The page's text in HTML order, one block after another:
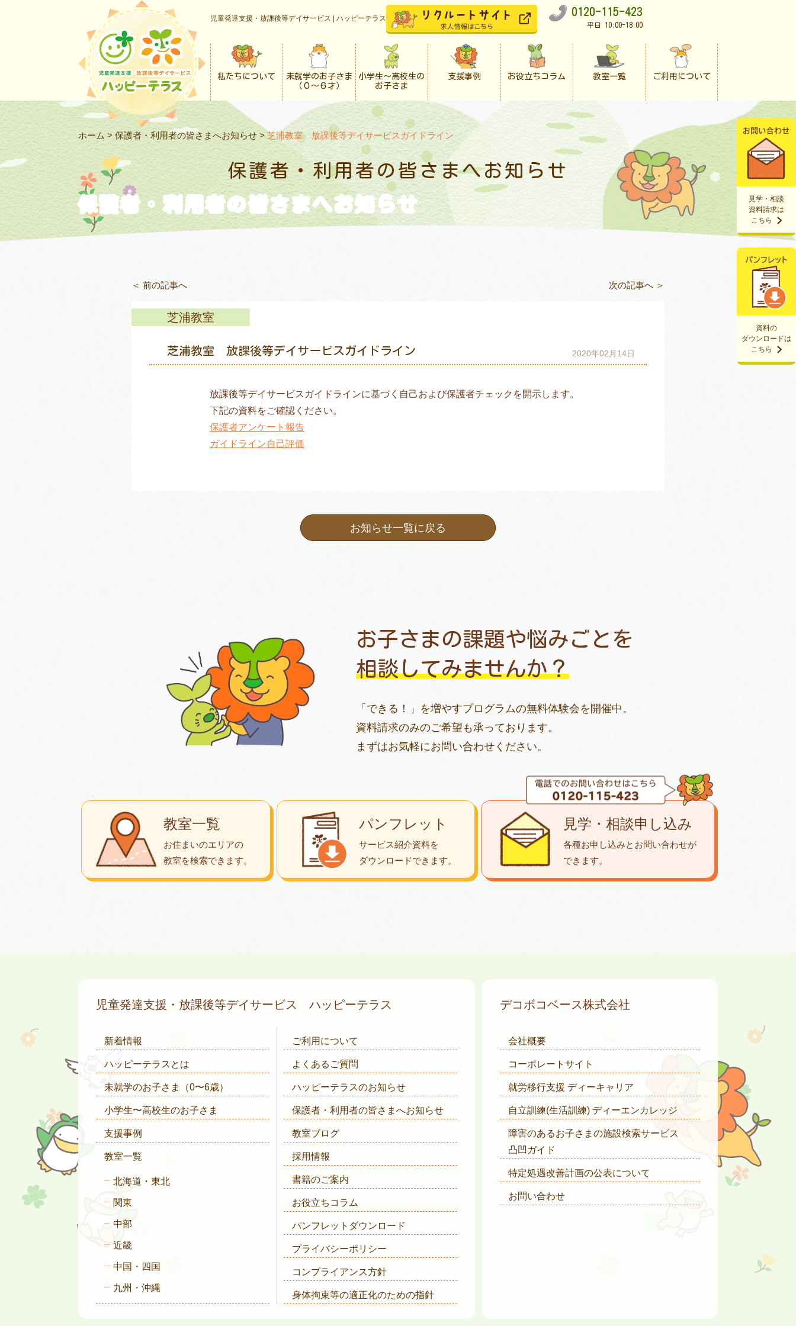
児童発達支援・放課後等デイサービス | ハッピーテラス
0120-115-423
平日 10:00-18:00
私たちについて
未就学のお子さま
（０〜６才）
小学生〜高校生の
お子さま
支援事例 お役立ちコラム 教室一覧 ご利用について
資料の
ダウンロードは
こちら
見学・相談
資料請求は
こちら
ホーム > 保護者・利用者の皆さまへお知らせ > 芝浦教室 放課後等デイサービスガイドライン
保護者・利用者の 皆さまへお知らせ
保護者・利用者の皆さまへお知らせ
＜ 前の記事へ 次の記事へ ＞
芝浦教室
芝浦教室 放課後等デイサービスガイドライン 2020年02月14日
放課後等デイサービスガイドラインに基づく自己および保護者チェックを開示します。
下記の資料をご確認ください。
保護者アンケート報告
ガイドライン自己評価
お知らせ一覧に戻る
お子さまの課題や悩みごとを
相談してみませんか？
「できる！」を増やすプログラムの無料体験会を開催中。
資料請求のみのご希望も承っております。
まずはお気軽にお問い合わせください。
教室一覧
お住まいのエリアの
教室を検索できます。
パンフレット
サービス紹介資料を
ダウンロードできます。
見学・相談申し込み
各種お申し込みとお問い合わせが
できます。
児童発達支援・放課後等デイサービス ハッピーテラス
新着情報
ハッピーテラスとは
未就学のお子さま （0〜6歳）
小学生〜高校生のお子さま
支援事例
教室一覧
北海道・東北
関東
中部
近畿
中国・四国
九州・沖縄
ご利用について
よくあるご質問
ハッピーテラスのお知らせ
保護者・利用者の皆さまへお知らせ
教室ブログ
採用情報
書籍のご案内
お役立ちコラム
パンフレットダウンロード
プライバシーポリシー
コンプライアンス方針
身体拘束等の適正化のための指針
デコボコベース株式会社
会社概要
コーポレートサイト
就労移行支援 ディーキャリア
自立訓練(生活訓練) ディーエンカレッジ
障害のあるお子さまの施設検索サービス
凸凹ガイド
特定処遇改善計画の公表について
お問い合わせ